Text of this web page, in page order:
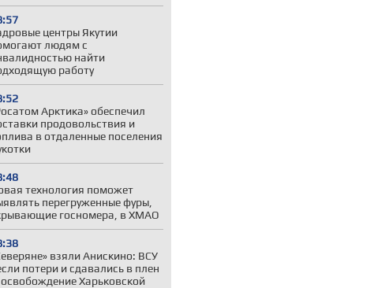
центры Якутии
людям с
найти
работу
Арктика» обеспечил
продовольствия и
в отдаленные поселения
технология поможет
перегруженные фуры,
госномера, в ХМАО
взяли Анискино: ВСУ
потери и сдавались в плен
Харьковской